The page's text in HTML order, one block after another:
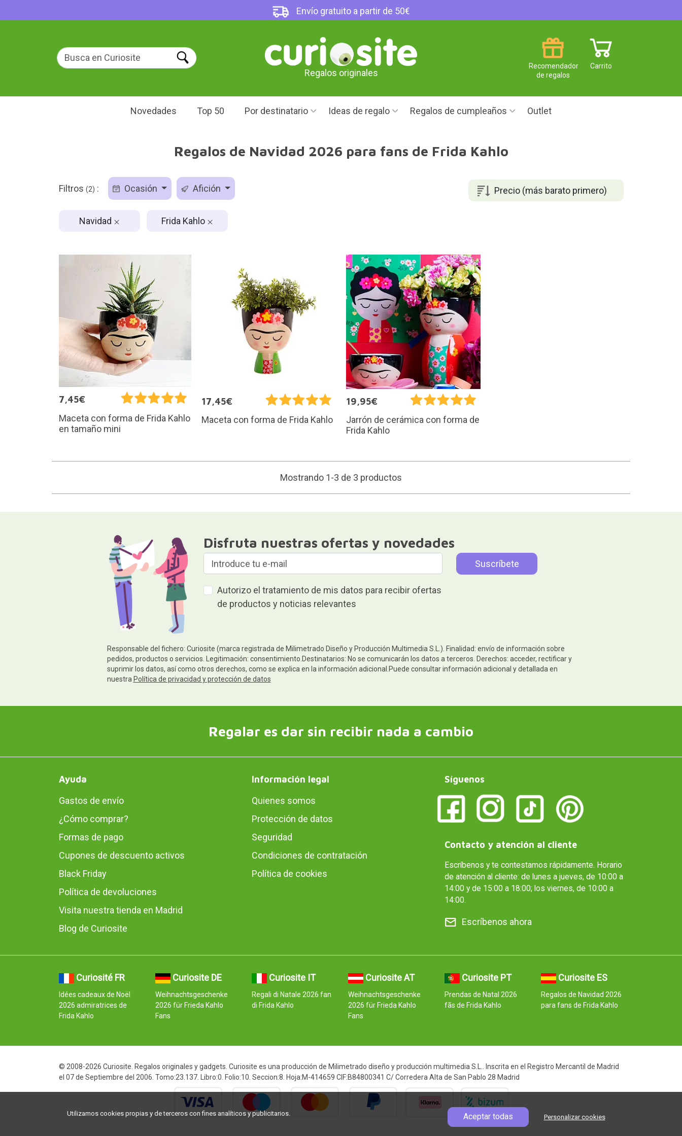
Envío gratuito a partir de 50€
Regalos originales
Carrito
Recomendador
de regalos
Novedades Top 50 Por destinatario Ideas de regalo Regalos de cumpleaños Outlet
Regalos de Navidad 2026 para fans de Frida Kahlo
Precio (más barato primero)
Filtros (2) : Ocasión Afición
Navidad Frida Kahlo
7,45€
Maceta con forma de Frida Kahlo
en tamaño mini
17,45€
Maceta con forma de Frida Kahlo
19,95€
Jarrón de cerámica con forma de
Frida Kahlo
Mostrando 1-3 de 3 productos
Disfruta nuestras ofertas y novedades
Autorizo el tratamiento de mis datos para recibir ofertas
de productos y noticias relevantes
Responsable del fichero: Curiosite (marca registrada de Milimetrado Diseño y Producción Multimedia S.L.). Finalidad: envío de información sobre
pedidos, productos o servicios. Legitimación: consentimiento.Destinatarios: No se comunicarán los datos a terceros. Derechos: acceder, rectificar y
suprimir los datos, así como otros derechos, como se explica en la información adicional.Puede consultar información adicional y detallada en
nuestra Política de privacidad y protección de datos
Regalar es dar sin recibir nada a cambio
Ayuda
Gastos de envío
¿Cómo comprar?
Formas de pago
Cupones de descuento activos
Black Friday
Política de devoluciones
Visita nuestra tienda en Madrid
Blog de Curiosite
Información legal
Quienes somos
Protección de datos
Seguridad
Condiciones de contratación
Política de cookies
Síguenos
Contacto y atención al cliente
Escríbenos y te contestamos rápidamente. Horario
de atención al cliente: de lunes a jueves, de 10:00 a
14:00 y de 15:00 a 18:00; los viernes, de 10:00 a
14:00.
Escríbenos ahora
Curiosité FR
Idées cadeaux de Noël
2026 admiratrices de
Frida Kahlo
Curiosite DE
Weihnachtsgeschenke
2026 für Frieda Kahlo
Fans
Curiosite IT
Regali di Natale 2026 fan
di Frida Kahlo
Curiosite AT
Weihnachtsgeschenke
2026 für Frieda Kahlo
Fans
Curiosite PT
Prendas de Natal 2026
fãs de Frida Kahlo
Curiosite ES
Regalos de Navidad 2026
para fans de Frida Kahlo
© 2008-2026 Curiosite. Regalos originales y gadgets. Curiosite es una producción de Milimetrado diseño y producción multimedia S.L.. Inscrita en el Registro Mercantil de Madrid
el 07 de Septiembre del 2006. Tomo:23.137. Libro:0. Folio:10. Seccion:8. Hoja:M-414659 CIF:B84800341 C/ Corredera Alta de San Pablo 28 Madrid
Utilizamos cookies propias y de terceros con fines analíticos y publicitarios. Aceptar todas Personalizar cookies